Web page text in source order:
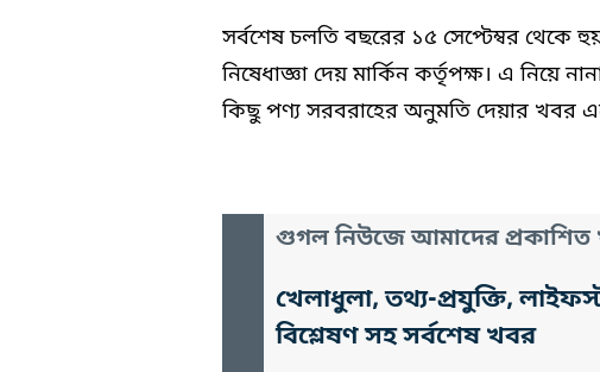
সর্বশেষ চলতি বছরের ১৫ সেপ্টেম্বর থেকে
নিষেধাজ্ঞা দেয় মার্কিন কর্তৃপক্ষ। এ নিয়ে
কিছু পণ্য সরবরাহের অনুমতি দেয়ার খবর
গুগল নিউজে আমাদের প্রকাশিত
খেলাধুলা, তথ্য-প্রযুক্তি,
বিশ্লেষণ সহ সর্বশেষ খবর